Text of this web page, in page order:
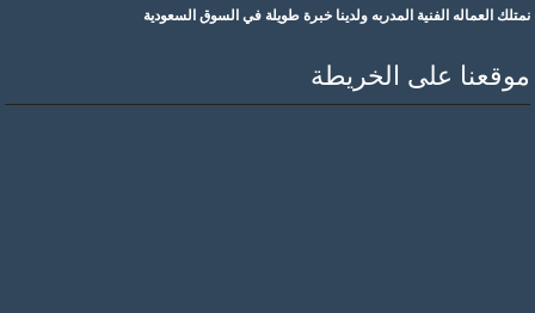
نمتلك العماله الفنية المدربه ولدينا خبرة طويلة في السوق السعودية
موقعنا على الخريطة